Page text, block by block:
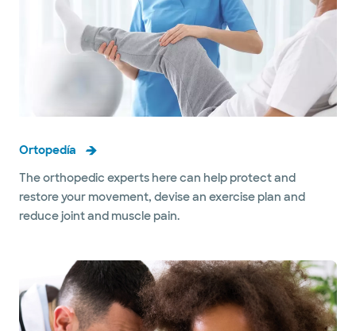
Ortopedía
The orthopedic experts here can help protect and
restore your movement, devise an exercise plan and
reduce joint and muscle pain.